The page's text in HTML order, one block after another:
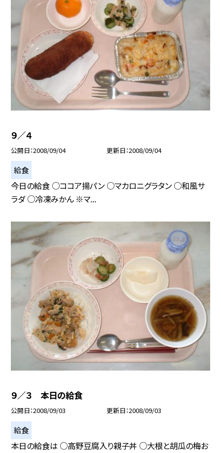
９／４
公開日 2008/09/04 更新日 2008/09/04
給食
今日の給食 ○ココア揚パン ○マカロニグラタン ○和風サ
ラダ ○冷凍みかん ※マ...
９／３ 本日の給食
公開日 2008/09/03 更新日 2008/09/03
給食
本日の給食は ○高野豆腐入り親子丼 ○大根と胡瓜の梅お